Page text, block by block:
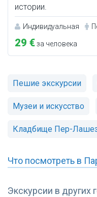
Экскурсии в других
истории.
Индивидуальная
29 €за человека
Пешие экскурсии
Музеи и искусство
Кладбище Пер-
Что посмотреть в